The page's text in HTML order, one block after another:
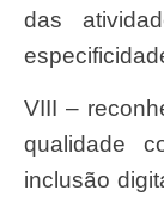
das
VIII – reconhecimento do acesso a internet de
qualidade
inclusão